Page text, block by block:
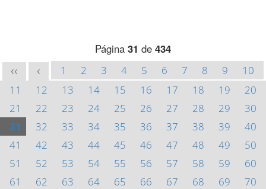
Página 31 de 434
<< < 1 2 3 4 5 6 7 8 9
10
11
12 13 14 15 16 17 18 19
20
21
22 23 24 25 26 27 28 29
30
31
32 33 34 35 36 37 38 39
40
41
42 43 44 45 46 47 48 49
50
51
52 53 54 55 56 57 58 59
60
61
62 63 64 65 66 67 68 69
70